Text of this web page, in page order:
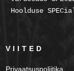
Hoolduse
VIITED
Privaatsuspoliitika